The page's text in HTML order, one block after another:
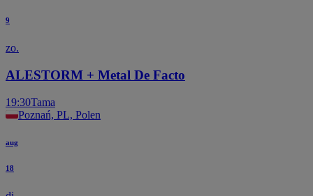
9
zo.
ALESTORM + Metal De Facto
19:30Tama
Poznań, PL, Polen
aug
18